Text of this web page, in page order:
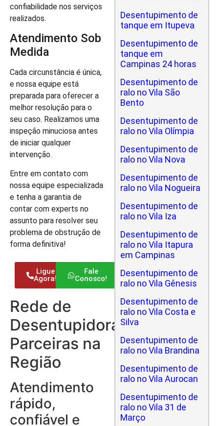
confiabilidade nos serviços
realizados.
Atendimento Sob
Medida
Cada circunstância é única,
e nossa equipe está
preparada para oferecer a
melhor resolução para o
seu caso. Realizamos uma
inspeção minuciosa antes
de iniciar qualquer
intervenção.
Entre em contato com
nossa equipe especializada
e tenha a garantia de
contar com experts no
assunto para resolver seu
problema de obstrução de
forma definitiva!
Ligue
Agora!
Fale
Conosco!
Rede de
Desentupidoras
Parceiras na
Região
Atendimento
rápido,
confiável e
Desentupimento de
tanque em Itupeva
Desentupimento de
tanque em
Campinas 24 horas
Desentupimento de
ralo no Vila São
Bento
Desentupimento de
ralo no Vila Olímpia
Desentupimento de
ralo no Vila Nova
Desentupimento de
ralo no Vila Nogueira
Desentupimento de
ralo no Vila Iza
Desentupimento de
ralo no Vila Itapura
em Campinas
Desentupimento de
ralo no Vila Gênesis
Desentupimento de
ralo no Vila Costa e
Silva
Desentupimento de
ralo no Vila Brandina
Desentupimento de
ralo no Vila Aurocan
Desentupimento de
ralo no Vila 31 de
Março